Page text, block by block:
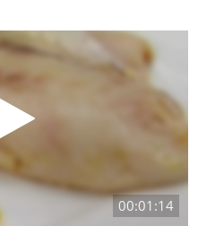
00:01:14